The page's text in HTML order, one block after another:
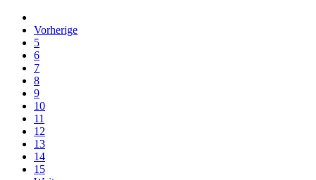
Vorherige
5
6
7
8
9
10
11
12
13
14
15